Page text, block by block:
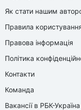
Як стати нашим
Правила
Правова інформація
Політика
Контакти
Команда
Вакансії в РБК-Україна